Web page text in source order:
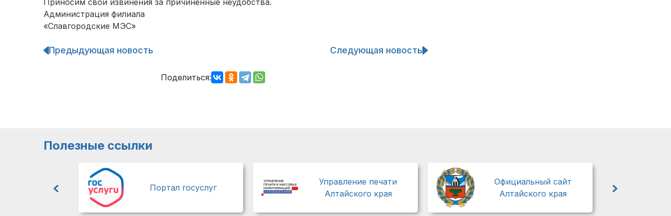
Приносим свои извинения за причиненные неудобства.
Администрация филиала
«Славгородские МЭС»
Навигация
Предыдующая новость Следующая новость
Поделиться:
Полезные ссылки
Портал госуслуг
Управление печати
Алтайского края
Официальный сайт
Алтайского края